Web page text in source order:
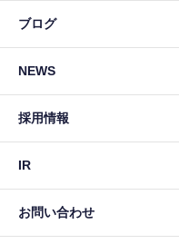
ブログ
NEWS
採用情報
IR
お問い合わせ